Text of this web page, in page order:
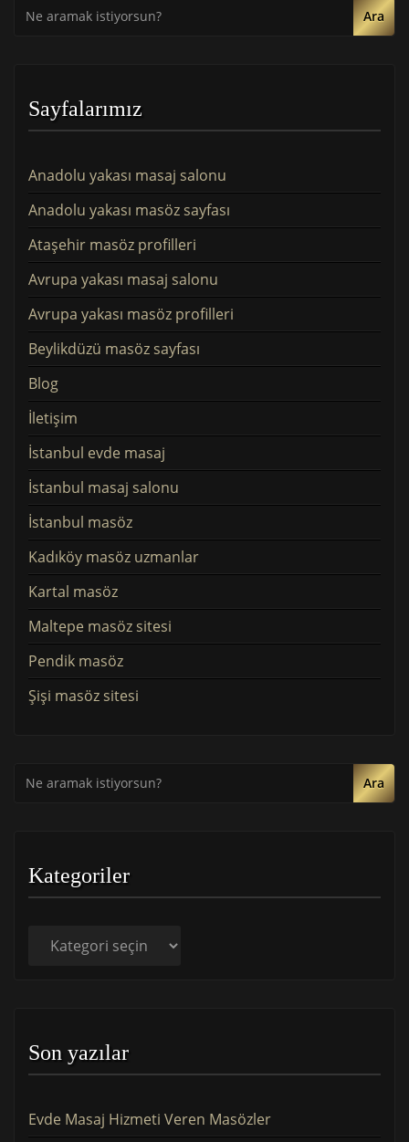
Ara
Sayfalarımız
Anadolu yakası masaj salonu
Anadolu yakası masöz sayfası
Ataşehir masöz profilleri
Avrupa yakası masaj salonu
Avrupa yakası masöz profilleri
Beylikdüzü masöz sayfası
Blog
İletişim
İstanbul evde masaj
İstanbul masaj salonu
İstanbul masöz
Kadıköy masöz uzmanlar
Kartal masöz
Maltepe masöz sitesi
Pendik masöz
Şişi masöz sitesi
Ara
Kategoriler
Son yazılar
Evde Masaj Hizmeti Veren Masözler